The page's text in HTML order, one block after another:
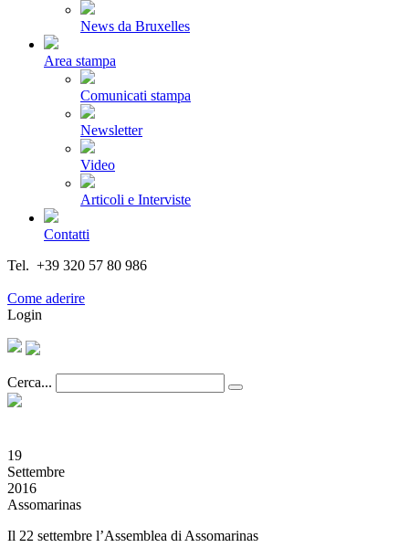
News da Bruxelles
Area stampa
Comunicati stampa
Newsletter
Video
Articoli e Interviste
Contatti
Tel. +39 320 57 80 986
Come aderire
Login
Cerca...
19
Settembre
2016
Assomarinas
Il 22 settembre l’Assemblea di Assomarinas